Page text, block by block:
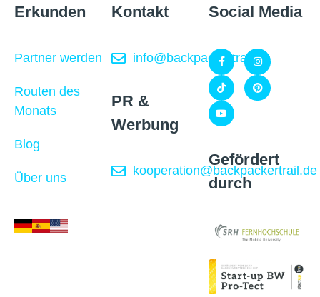
Erkunden
Partner werden
Routen des
Monats
Blog
Über uns
Kontakt
info@backpackertrail.de
PR &
Werbung
kooperation@backpackertrail.de
Social Media
Gefördert
durch